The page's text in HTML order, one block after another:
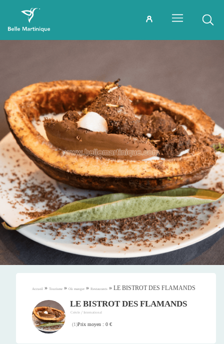
Accueil » Tourisme » Où manger » Restaurants » LE BISTROT DES FLAMANDS
LE BISTROT DES FLAMANDS
Créole / International
(1)Prix moyen : 0 €